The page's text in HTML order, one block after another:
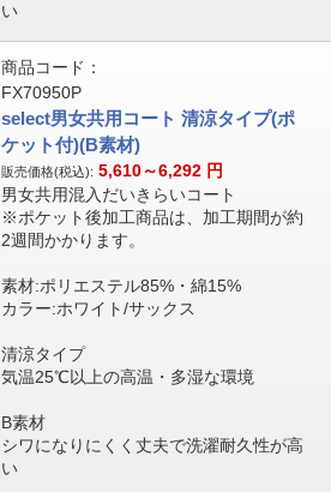
い
商品コード：
FX70950P
select男女共用コート 清涼タイプ(ポ
ケット付)(B素材)
販売価格(税込): 5,610～6,292 円
男女共用混入だいきらいコート
※ポケット後加工商品は、加工期間が約
2週間かかります。
素材:ポリエステル85%・綿15%
カラー:ホワイト/サックス
清涼タイプ
気温25℃以上の高温・多湿な環境
B素材
シワになりにくく丈夫で洗濯耐久性が高
い